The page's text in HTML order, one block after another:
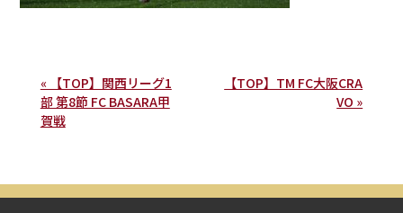
« 【TOP】関西リーグ1
部 第8節 FC BASARA甲
賀戦
【TOP】TM FC大阪CRA
VO »